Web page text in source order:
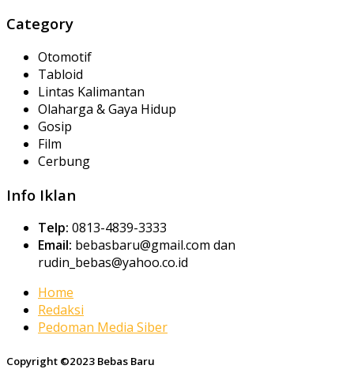
Category
Otomotif
Tabloid
Lintas Kalimantan
Olaharga & Gaya Hidup
Gosip
Film
Cerbung
Info Iklan
Telp: 0813-4839-3333
Email: bebasbaru@gmail.com dan
rudin_bebas@yahoo.co.id
Home
Redaksi
Pedoman Media Siber
Copyright ©2023 Bebas Baru